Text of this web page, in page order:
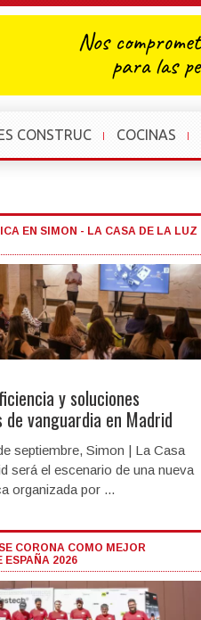
CONSTRUC COCINAS
EN SIMON - LA CASA DE LA LUZ
y soluciones
vanguardia en Madrid
septiembre, Simon | La Casa
será el escenario de una nueva
organizada por ...
CORONA COMO MEJOR
ESPAÑA 2026